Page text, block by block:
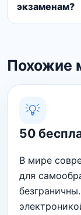
экзаменам?
Похожие
💡
50
В мире
для